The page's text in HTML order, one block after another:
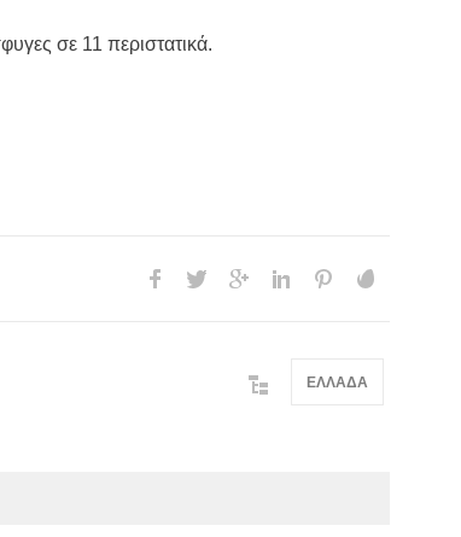
σε 11 περιστατικά.
ΕΛΛΑΔΑ